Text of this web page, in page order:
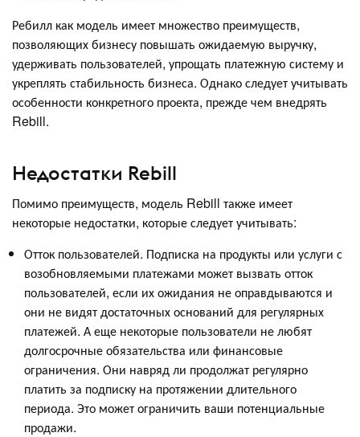
Ребилл как модель имеет множество преимуществ,
позволяющих бизнесу повышать ожидаемую выручку,
удерживать пользователей, упрощать платежную систему и
укреплять стабильность бизнеса. Однако следует учитывать
особенности конкретного проекта, прежде чем внедрять
Rebill.
Недостатки Rebill
Помимо преимуществ, модель Rebill также имеет
некоторые недостатки, которые следует учитывать:
Отток пользователей. Подписка на продукты или услуги с
возобновляемыми платежами может вызвать отток
пользователей, если их ожидания не оправдываются и
они не видят достаточных оснований для регулярных
платежей. А еще некоторые пользователи не любят
долгосрочные обязательства или финансовые
ограничения. Они навряд ли продолжат регулярно
платить за подписку на протяжении длительного
периода. Это может ограничить ваши потенциальные
продажи.